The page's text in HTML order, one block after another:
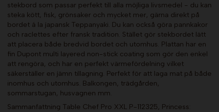
stekbord som passar perfekt till alla möjliga livsmedel - du kan
steka kött, fisk, grönsaker och mycket mer, gärna direkt på
bordet á la japansk Teppanyaki. Du kan också göra pannkakor
och raclettes efter fransk tradition. Stället gör stekbordet lätt
att placera både bredvid bordet och utomhus. Plattan har en
fin Dupont multi layered non-stick coating som gör den enkel
att rengöra, och har en perfekt värmefördelning vilket
säkerställer en jämn tillagning. Perfekt för att laga mat på både
inomhus och utomhus. Balkongen, trädgården,
sommarstugan, husvagnen mm.
Sammanfattning Table Chef Pro XXL P-112325, Princess: